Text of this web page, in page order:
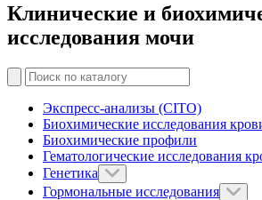
Клинические и
исследования мочи
Экспресс-анализы (CITO)
Биохимические исследования
Биохимические профили
Гематологические исследования
Генетика
Гормональные исследования